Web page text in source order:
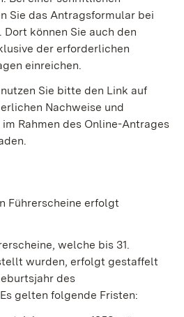
Sie das Antragsformular bei
können Sie auch den
der erforderlichen
einreichen.
Sie bitte den Link auf
Nachweise und
Rahmen des Online-Antrages
Führerscheine erfolgt
welche bis 31.
wurden, erfolgt gestaffelt
des
gelten folgende Fristen: